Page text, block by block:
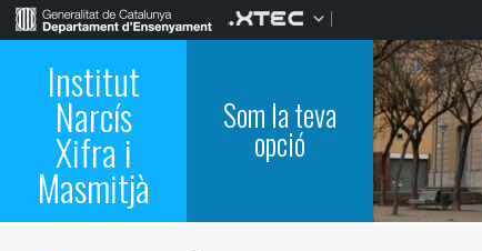
Institut
Narcís
Xifra i
Masmitjà
Som la teva
opció